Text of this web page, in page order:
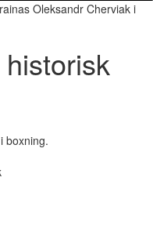
Oleksandr Cherviak i
boxning.